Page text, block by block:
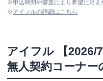
※申込時間や審査により希望に沿え
※アイフルの詳細はこちら
アイフル
【
無人契約コーナー